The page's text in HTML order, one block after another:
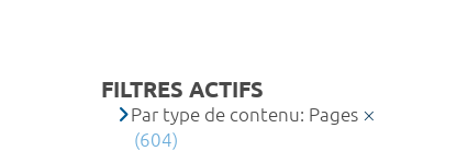
FILTRES ACTIFS
Par type de contenu: Pages
(604)